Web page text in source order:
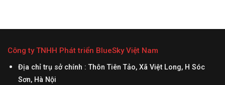
Công ty TNHH Phát triển BlueSky Việt Nam
Địa chỉ trụ sở chính : Thôn Tiên Tảo, Xã Việt Long, H Sóc
Sơn, Hà Nội